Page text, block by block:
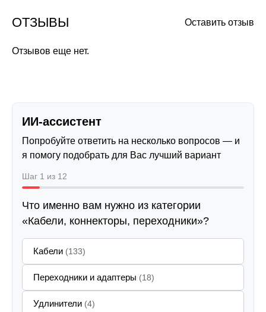
Оставить отзыв
ОТЗЫВЫ
Отзывов еще нет.
ИИ-ассистент
Попробуйте ответить на несколько вопросов — и
я помогу подобрать для Вас лучший вариант
Шаг 1 из 12
Что именно вам нужно из категории
«Кабели, коннекторы, переходники»?
Кабели (133)
Переходники и адаптеры (18)
Удлинители (4)